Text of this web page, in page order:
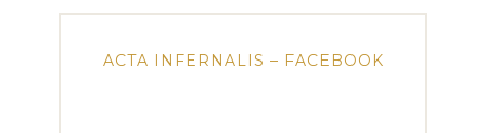
ACTA INFERNALIS – FACEBOOK